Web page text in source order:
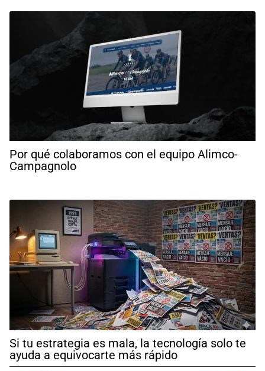
Por qué colaboramos con el equipo Alimco-
Campagnolo
Si tu estrategia es mala, la tecnología solo te
ayuda a equivocarte más rápido